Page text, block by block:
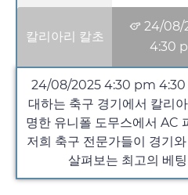
칼리아리 칼초
24/08/
4:30
24/08/2025 4:30 pm
대하는 축구 경기에서 칼리
명한 유니폴 도무스에서 AC
저희 축구 전문가들이 경기
살펴보는 최고의 베